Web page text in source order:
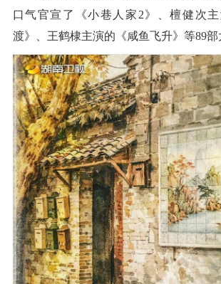
口气官宣了《小巷人家2》、檀健次
渡》、王鹤棣主演的《咸鱼飞升》等89部